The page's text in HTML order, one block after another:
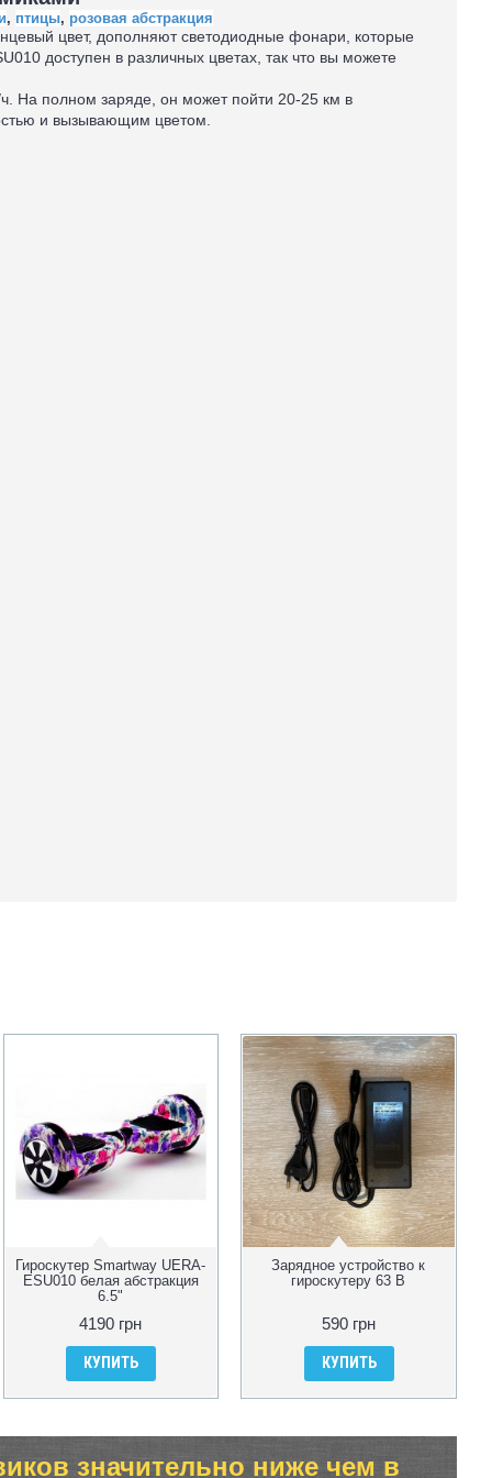
, птицы, розовая абстракция
цвет, дополняют светодиодные фонари, которые
доступен в различных цветах, так что вы можете
На полном заряде, он может пойти 20-25 км в
и вызывающим цветом.
Гироскутер Smartway UERA-
ESU010 белая абстракция
6.5"
4190 грн
КУПИТЬ
Зарядное устройство к
гироскутеру 63 В
590 грн
КУПИТЬ
значительно ниже чем в